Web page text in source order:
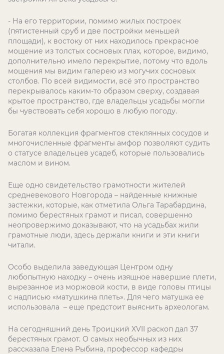
- На его территории, помимо жилых построек
(пятистенный сруб и две постройки меньшей
площади), к востоку от них находилось прекрасное
мощение из толстых сосновых плах, которое, видимо,
дополнительно имело перекрытие, потому что вдоль
мощения мы видим галерею из могучих сосновых
столбов. По всей видимости, всё это пространство
перекрывалось каким-то образом сверху, создавая
крытое пространство, где владельцы усадьбы могли
бы чувствовать себя хорошо в любую погоду.
Богатая коллекция фрагментов стеклянных сосудов и
многочисленные фрагменты амфор позволяют судить
о статусе владельцев усадеб, которые пользовались
маслом и вином.
Еще одно свидетельство грамотности жителей
средневекового Новгорода – найденные книжные
застежки, которые, как отметила Ольга Тарабардина,
помимо берестяных грамот и писал, совершенно
неопровержимо доказывают, что на усадьбах жили
грамотные люди, здесь держали книги и эти книги
читали.
Особо выделила заведующая Центром одну
любопытную находку – очень изящное навершие плети,
вырезанное из моржовой кости, в виде головы птицы
с надписью «матушкина плеть». Для чего матушка ее
использовала – еще предстоит выяснить археологам.
На сегодняшний день Троицкий XVII раскоп дал 37
берестяных грамот. О самых необычных из них
рассказала Елена Рыбина, профессор кафедры